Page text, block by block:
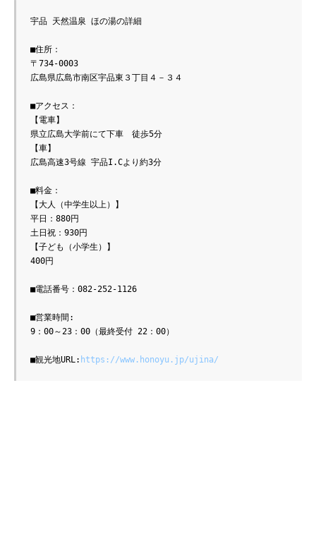
宇品 天然温泉 ほの湯の詳細
■住所：
〒734-0003
広島県広島市南区宇品東３丁目４－３４
■アクセス：
【電車】
県立広島大学前にて下車　徒歩5分
【車】
広島高速3号線 宇品I.Cより約3分
■料金：
【大人（中学生以上）】
平日：880円
土日祝：930円
【子ども（小学生）】
400円
■電話番号：082-252-1126
■営業時間:
9：00～23：00（最終受付 22：00）
■観光地URL: https://www.honoyu.jp/ujina/